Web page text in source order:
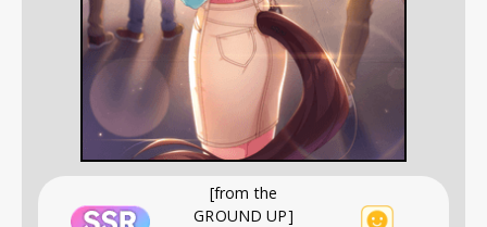
[from the
GROUND UP]